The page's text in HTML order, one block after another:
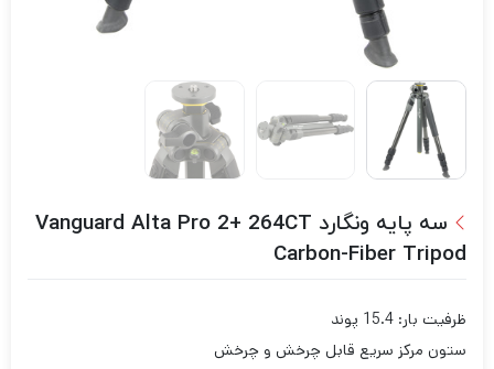
سه پایه ونگارد Vanguard Alta Pro 2+ 264CT
Carbon-Fiber Tripod
ظرفیت بار: 15.4 پوند
ستون مرکز سریع قابل چرخش و چرخش